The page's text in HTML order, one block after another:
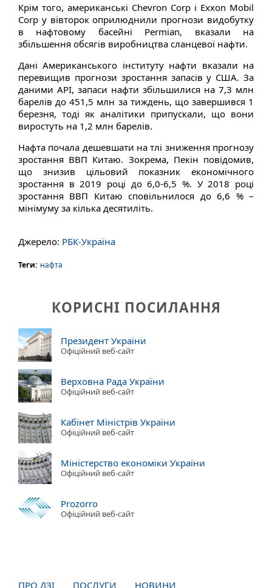
Крім того, американські Chevron Corp і Exxon Mobil
Corp у вівторок оприлюднили прогнози видобутку
в нафтовому басейні Permian, вказали на
збільшення обсягів виробництва сланцевої нафти.
Дані Американського інституту нафти вказали на
перевищив прогнози зростання запасів у США. За
даними API, запаси нафти збільшилися на 7,3 млн
барелів до 451,5 млн за тиждень, що завершився 1
березня, тоді як аналітики припускали, що вони
виростуть на 1,2 млн барелів.
Нафта почала дешевшати на тлі зниження прогнозу
зростання ВВП Китаю. Зокрема, Пекін повідомив,
що знизив цільовий показник економічного
зростання в 2019 році до 6,0-6,5 %. У 2018 році
зростання ВВП Китаю сповільнилося до 6,6 % –
мінімуму за кілька десятиліть.
Джерело: РБК-Україна
Теги: нафта
КОРИСНІ ПОСИЛАННЯ
Президент України
Офіційний веб-сайт
Верховна Рада України
Офіційний веб-сайт
Кабінет Міністрів України
Офіційний веб-сайт
Міністерство економіки України
Офіційний веб-сайт
Prozorro
Офіційний веб-сайт
ПРО ДЗІ ПОСЛУГИ НОВИНИ